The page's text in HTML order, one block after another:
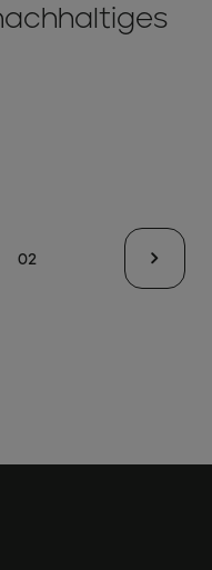
Gehe
02